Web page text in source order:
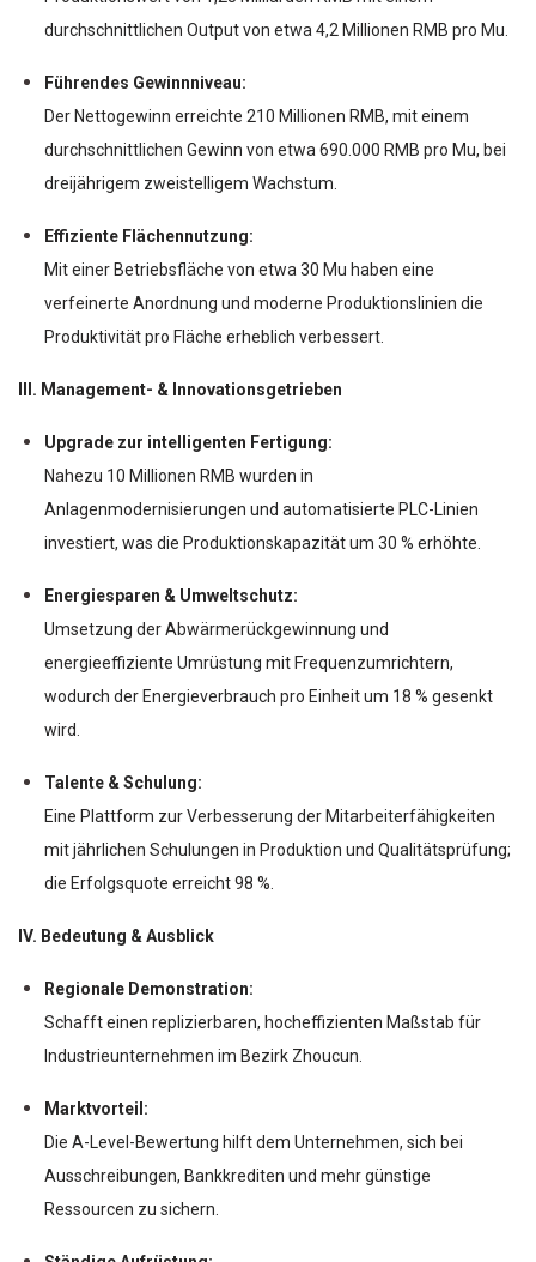
durchschnittlichen Output von etwa 4,2 Millionen RMB pro Mu.
Führendes Gewinnniveau:
Der Nettogewinn erreichte 210 Millionen RMB, mit einem
durchschnittlichen Gewinn von etwa 690.000 RMB pro Mu, bei
dreijährigem zweistelligem Wachstum.
Effiziente Flächennutzung:
Mit einer Betriebsfläche von etwa 30 Mu haben eine
verfeinerte Anordnung und moderne Produktionslinien die
Produktivität pro Fläche erheblich verbessert.
III. Management- & Innovationsgetrieben
Upgrade zur intelligenten Fertigung:
Nahezu 10 Millionen RMB wurden in
Anlagenmodernisierungen und automatisierte PLC-Linien
investiert, was die Produktionskapazität um 30 % erhöhte.
Energiesparen & Umweltschutz:
Umsetzung der Abwärmerückgewinnung und
energieeffiziente Umrüstung mit Frequenzumrichtern,
wodurch der Energieverbrauch pro Einheit um 18 % gesenkt
wird.
Talente & Schulung:
Eine Plattform zur Verbesserung der Mitarbeiterfähigkeiten
mit jährlichen Schulungen in Produktion und Qualitätsprüfung;
die Erfolgsquote erreicht 98 %.
IV. Bedeutung & Ausblick
Regionale Demonstration:
Schafft einen replizierbaren, hocheffizienten Maßstab für
Industrieunternehmen im Bezirk Zhoucun.
Marktvorteil:
Die A-Level-Bewertung hilft dem Unternehmen, sich bei
Ausschreibungen, Bankkrediten und mehr günstige
Ressourcen zu sichern.